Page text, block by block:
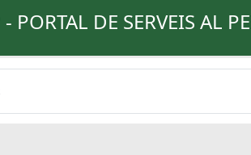
PORTAL DE SERVEIS AL